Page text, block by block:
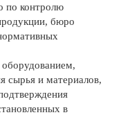
по контролю
бюро
сырья и материалов,
в